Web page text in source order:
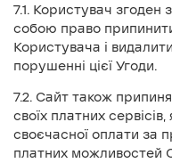
7.1. Користувач
собою право
Користувача і
порушенні цієї Угоди.
7.2. Сайт також
своїх платних
своєчасної оплати за
платних можливостей